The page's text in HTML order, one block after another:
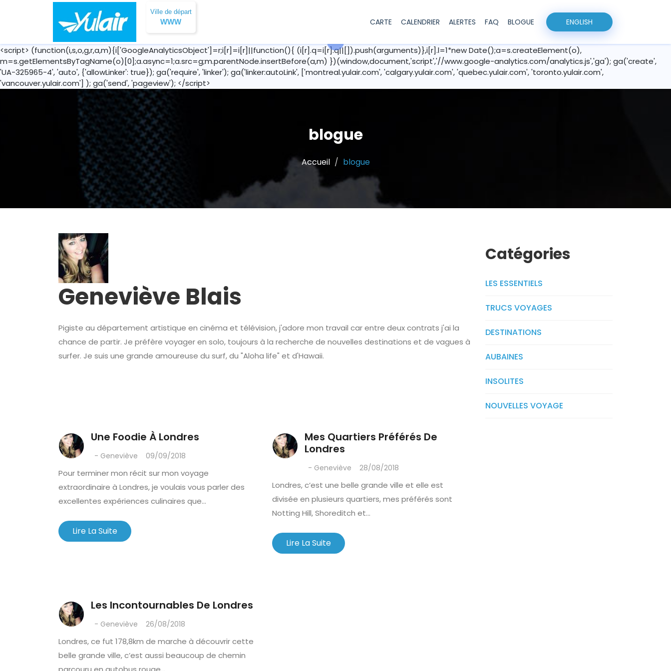
<script> (function(i,s,o,g,r,a,m){i['GoogleAnalyticsObject']=r;i[r]=i[r]||function(){ (i[r].q=i[r].q||[]).push(arguments)},i[r].l=1*new Date();a=s.createElement(o),
m=s.getElementsByTagName(o)[0];a.async=1;a.src=g;m.parentNode.insertBefore(a,m) })(window,document,'script','//www.google-analytics.com/analytics.js','ga'); ga('create',
'UA-325965-4', 'auto', {'allowLinker': true}); ga('require', 'linker'); ga('linker:autoLink', ['montreal.yulair.com', 'calgary.yulair.com', 'quebec.yulair.com', 'toronto.yulair.com',
'vancouver.yulair.com'] ); ga('send', 'pageview'); </script>
Ville de départ
WWW CARTE CALENDRIER ALERTES FAQ BLOGUE ENGLISH
blogue
Accueil blogue
Geneviève Blais
Pigiste au département artistique en cinéma et télévision, j'adore mon travail car entre deux contrats j'ai la
chance de partir. Je préfère voyager en solo, toujours à la recherche de nouvelles destinations et de vagues à
surfer. Je suis une grande amoureuse du surf, du "Aloha life" et d'Hawaii.
Une Foodie À Londres
- Geneviève 09/09/2018
Pour terminer mon récit sur mon voyage
extraordinaire à Londres, je voulais vous parler des
excellentes expériences culinaires que...
Lire La Suite
Mes Quartiers Préférés De
Londres
- Geneviève 28/08/2018
Londres, c’est une belle grande ville et elle est
divisée en plusieurs quartiers, mes préférés sont
Notting Hill, Shoreditch et...
Lire La Suite
Les Incontournables De Londres
- Geneviève 26/08/2018
Londres, ce fut 178,8km de marche à découvrir cette
belle grande ville, c’est aussi beaucoup de chemin
Catégories
LES ESSENTIELS
TRUCS VOYAGES
DESTINATIONS
AUBAINES
INSOLITES
NOUVELLES VOYAGE